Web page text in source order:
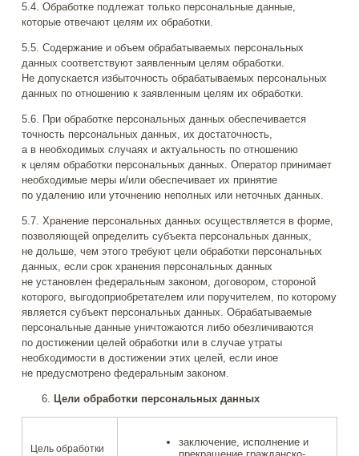
5.4. Обработке подлежат только персональные данные,
которые отвечают целям их обработки.
5.5. Содержание и объем обрабатываемых персональных
данных соответствуют заявленным целям обработки.
Не допускается избыточность обрабатываемых персональных
данных по отношению к заявленным целям их обработки.
5.6. При обработке персональных данных обеспечивается
точность персональных данных, их достаточность,
а в необходимых случаях и актуальность по отношению
к целям обработки персональных данных. Оператор принимает
необходимые меры и/или обеспечивает их принятие
по удалению или уточнению неполных или неточных данных.
5.7. Хранение персональных данных осуществляется в форме,
позволяющей определить субъекта персональных данных,
не дольше, чем этого требуют цели обработки персональных
данных, если срок хранения персональных данных
не установлен федеральным законом, договором, стороной
которого, выгодоприобретателем или поручителем, по которому
является субъект персональных данных. Обрабатываемые
персональные данные уничтожаются либо обезличиваются
по достижении целей обработки или в случае утраты
необходимости в достижении этих целей, если иное
не предусмотрено федеральным законом.
Цели обработки персональных данных
Цель обработки
заключение, исполнение и